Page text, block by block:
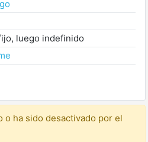
luego indefinido
o ha sido desactivado por el